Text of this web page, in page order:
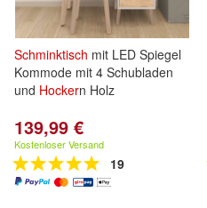
Schminktisch mit LED Spiegel
Kommode mit 4 Schubladen
und Hockern Holz
139,99 €
Kostenloser Versand
19